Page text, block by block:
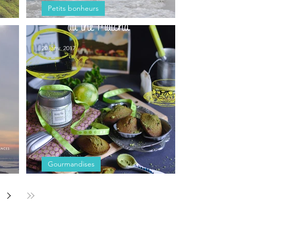
Acrobaties sur la plage de Sainte-Luce
Petits bonheurs
Gourmandises
20 janv. 2017